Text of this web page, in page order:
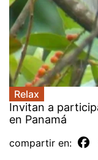
Relax
Invitan a
en Panamá
compartir en: